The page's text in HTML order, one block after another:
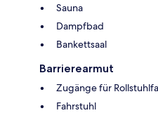
Sauna
Dampfbad
Bankettsaal
Barrierearmut
Zugänge für
Fahrstuhl